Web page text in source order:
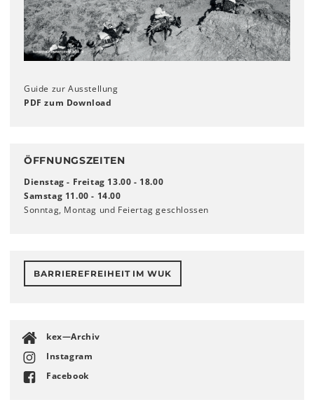
Guide zur Ausstellung
PDF zum Download
ÖFFNUNGSZEITEN
Dienstag - Freitag 13.00 - 18.00
Samstag 11.00 - 14.00
Sonntag, Montag und Feiertag geschlossen
BARRIEREFREIHEIT IM WUK
kex—Archiv
Instagram
Facebook